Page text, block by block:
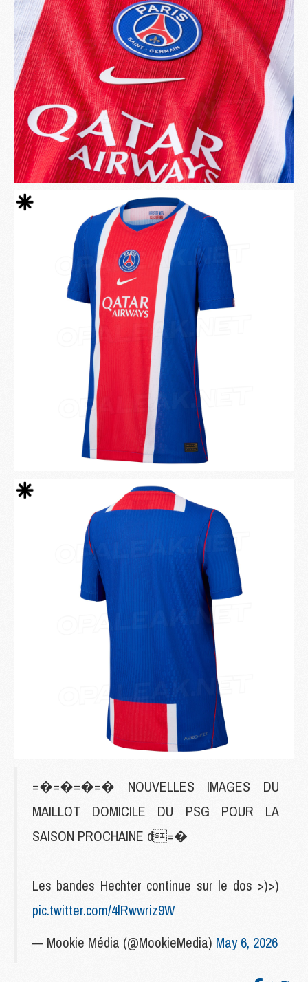
=�=�=�=� NOUVELLES IMAGES DU
MAILLOT DOMICILE DU PSG POUR LA
SAISON PROCHAINE d=�
Les bandes Hechter continue sur le dos >)>)
pic.twitter.com/4lRwwriz9W
— Mookie Média (@MookieMedia) May 6, 2026